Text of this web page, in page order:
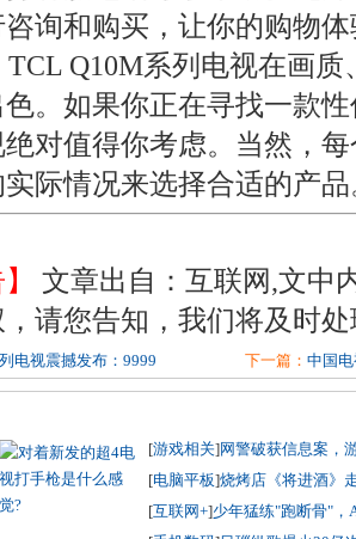
询和购买，让你的购物
Q10M系列电视在画
。如果你正在寻找一款
对值得你考虑。当然，
际情况来选择合适的产品
文章出自：互联网,文中
请您告知，我们将及时
电视震撼发布：9999 下一篇： 中国
[游戏相关]网警破获信息案，
[电脑平板]烧烤店《将进酒》
[互联网+]少年猛练"跑断骨"，